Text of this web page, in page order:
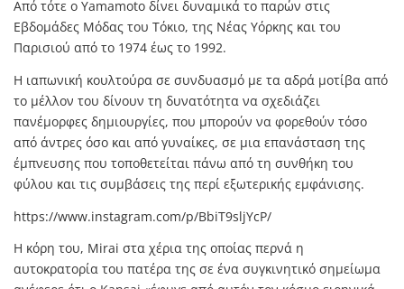
Από τότε ο Yamamoto δίνει δυναμικά το παρών στις
Εβδομάδες Μόδας του Τόκιο, της Νέας Υόρκης και του
Παρισιού από το 1974 έως το 1992.
Η ιαπωνική κουλτούρα σε συνδυασμό με τα αδρά μοτίβα από
το μέλλον του δίνουν τη δυνατότητα να σχεδιάζει
πανέμορφες δημιουργίες, που μπορούν να φορεθούν τόσο
από άντρες όσο και από γυναίκες, σε μια επανάσταση της
έμπνευσης που τοποθετείται πάνω από τη συνθήκη του
φύλου και τις συμβάσεις της περί εξωτερικής εμφάνισης.
https://www.instagram.com/p/BbiT9sljYcP/
Η κόρη του, Mirai στα χέρια της οποίας περνά η
αυτοκρατορία του πατέρα της σε ένα συγκινητικό σημείωμα